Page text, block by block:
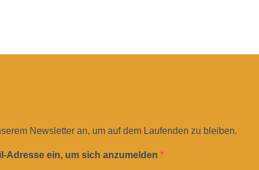
Newsletter an, um auf dem Laufenden zu bleiben.
Adresse ein, um sich anzumelden